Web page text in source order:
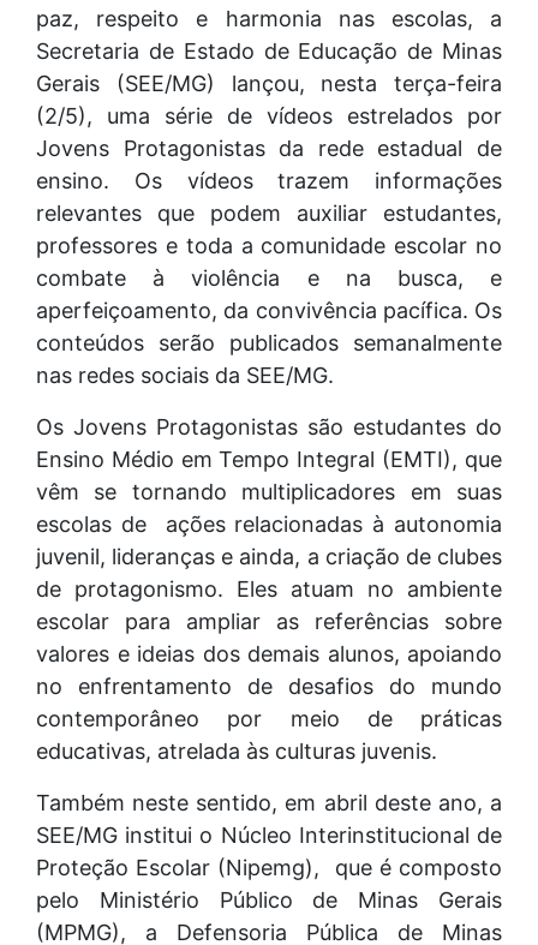
paz, respeito e harmonia nas escolas, a
Secretaria de Estado de Educação de Minas
Gerais (SEE/MG) lançou, nesta terça-feira
(2/5), uma série de vídeos estrelados por
Jovens Protagonistas da rede estadual de
ensino. Os vídeos trazem informações
relevantes que podem auxiliar estudantes,
professores e toda a comunidade escolar no
combate à violência e na busca, e
aperfeiçoamento, da convivência pacífica. Os
conteúdos serão publicados semanalmente
nas redes sociais da SEE/MG.
Os Jovens Protagonistas são estudantes do
Ensino Médio em Tempo Integral (EMTI), que
vêm se tornando multiplicadores em suas
escolas de ações relacionadas à autonomia
juvenil, lideranças e ainda, a criação de clubes
de protagonismo. Eles atuam no ambiente
escolar para ampliar as referências sobre
valores e ideias dos demais alunos, apoiando
no enfrentamento de desafios do mundo
contemporâneo por meio de práticas
educativas, atrelada às culturas juvenis.
Também neste sentido, em abril deste ano, a
SEE/MG institui o Núcleo Interinstitucional de
Proteção Escolar (Nipemg), que é composto
pelo Ministério Público de Minas Gerais
(MPMG), a Defensoria Pública de Minas